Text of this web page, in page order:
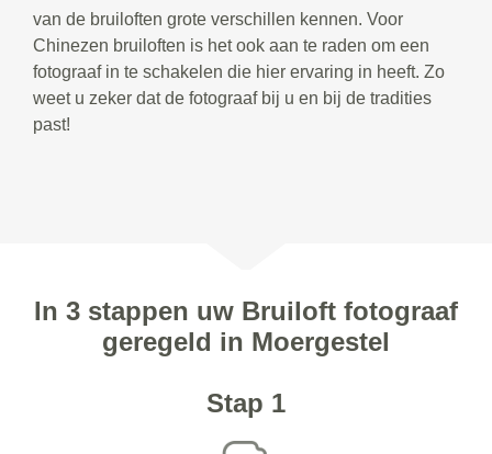
van de bruiloften grote verschillen kennen. Voor
Chinezen bruiloften is het ook aan te raden om een
fotograaf in te schakelen die hier ervaring in heeft. Zo
weet u zeker dat de fotograaf bij u en bij de tradities
past!
In 3 stappen uw Bruiloft fotograaf
geregeld in Moergestel
Stap 1